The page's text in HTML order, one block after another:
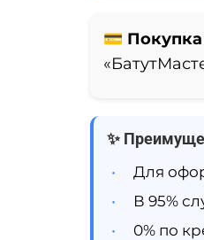
💳
✨
•
Для
•
В 95%
•
0% по